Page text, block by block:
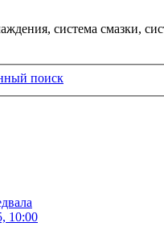
система смазки,
поиск
10:00